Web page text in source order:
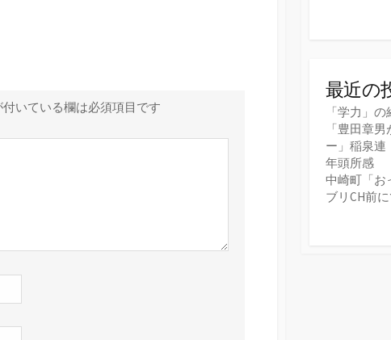
付いている欄は必須項目です
最近の
「学力」
「豊田章
ー」稲泉連
年頭所感
中崎町「お
ブリCH前